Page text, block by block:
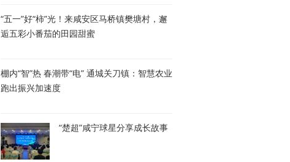
“五一”好“柿”光！来咸安区马桥镇樊塘村，邂
逅五彩小番茄的田园甜蜜
棚内“智”热 春潮带“电” 通城关刀镇：智慧农业
跑出振兴加速度
“楚超”咸宁球星分享成长故事